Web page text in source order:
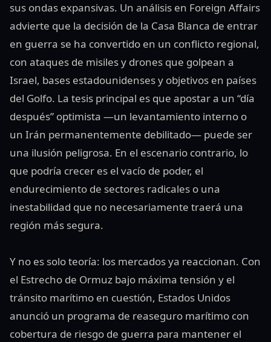
sus ondas expansivas. Un análisis en Foreign Affairs
advierte que la decisión de la Casa Blanca de entrar
en guerra se ha convertido en un conflicto regional,
con ataques de misiles y drones que golpean a
Israel, bases estadounidenses y objetivos en países
del Golfo. La tesis principal es que apostar a un “día
después” optimista —un levantamiento interno o
un Irán permanentemente debilitado— puede ser
una ilusión peligrosa. En el escenario contrario, lo
que podría crecer es el vacío de poder, el
endurecimiento de sectores radicales o una
inestabilidad que no necesariamente traerá una
región más segura.
Y no es solo teoría: los mercados ya reaccionan. Con
el Estrecho de Ormuz bajo máxima tensión y el
tránsito marítimo en cuestión, Estados Unidos
anunció un programa de reaseguro marítimo con
cobertura de riesgo de guerra para mantener el